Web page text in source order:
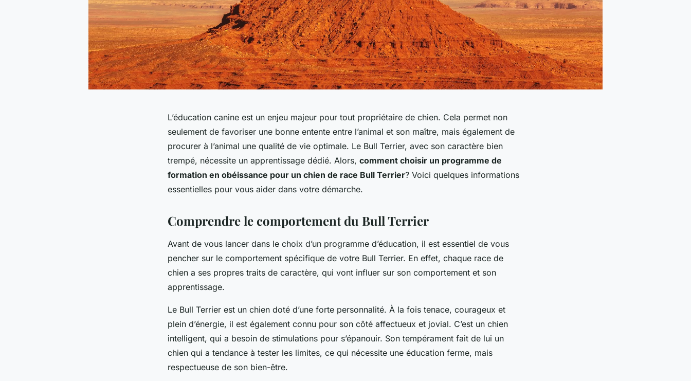
L’éducation canine est un enjeu majeur pour tout propriétaire de chien. Cela permet non
seulement de favoriser une bonne entente entre l’animal et son maître, mais également de
procurer à l’animal une qualité de vie optimale. Le Bull Terrier, avec son caractère bien
trempé, nécessite un apprentissage dédié. Alors, comment choisir un programme de
formation en obéissance pour un chien de race Bull Terrier? Voici quelques informations
essentielles pour vous aider dans votre démarche.
Comprendre le comportement du Bull Terrier
Avant de vous lancer dans le choix d’un programme d’éducation, il est essentiel de vous
pencher sur le comportement spécifique de votre Bull Terrier. En effet, chaque race de
chien a ses propres traits de caractère, qui vont influer sur son comportement et son
apprentissage.
Le Bull Terrier est un chien doté d’une forte personnalité. À la fois tenace, courageux et
plein d’énergie, il est également connu pour son côté affectueux et jovial. C’est un chien
intelligent, qui a besoin de stimulations pour s’épanouir. Son tempérament fait de lui un
chien qui a tendance à tester les limites, ce qui nécessite une éducation ferme, mais
respectueuse de son bien-être.